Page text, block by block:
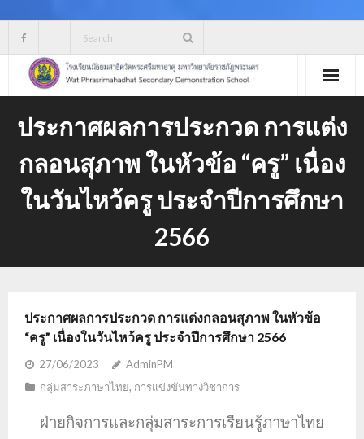
content
ประกาศผลการประกวด การแต่ง
กลอนสุภาพ ในหัวข้อ “ครู” เนื่อง
ในวันไหว้ครู ประจำปีการศึกษา
2566
ประกาศผลการประกวด การแต่งกลอนสุภาพ ในหัวข้อ
“ครู” เนื่องในวันไหว้ครู ประจำปีการศึกษา 2566
27/06/2023
AdminPM
กลุ่มสาระภาษาไทย, การแข่งขันทางวิชาการ
ฝ่ายกิจการและกลุ่มสาระการเรียนรู้ภาษาไทย